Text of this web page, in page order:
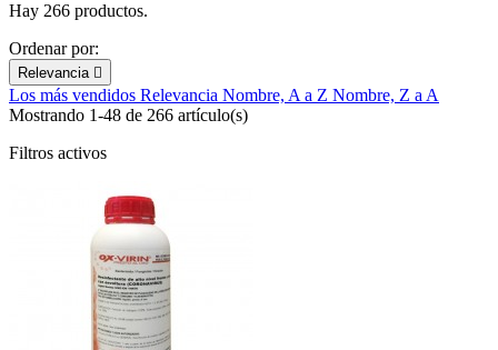
Hay 266 productos.
Ordenar por:
Relevancia 
Los más vendidos Relevancia Nombre, A a Z Nombre, Z a A
Mostrando 1-48 de 266 artículo(s)
Filtros activos